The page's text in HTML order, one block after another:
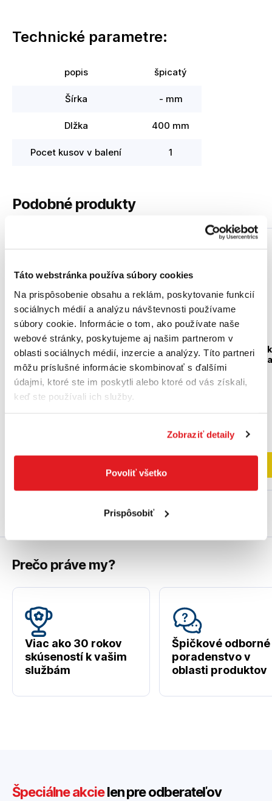
Táto webstránka používa súbory cookies
Na prispôsobenie obsahu a reklám, poskytovanie funkcií
sociálnych médií a analýzu návštevnosti používame
súbory cookie. Informácie o tom, ako používate naše
webové stránky, poskytujeme aj našim partnerom v
oblasti sociálnych médií, inzercie a analýzy. Títo partneri
môžu príslušné informácie skombinovať s ďalšími
údajmi, ktoré ste im poskytli alebo ktoré od vás získali,
keď ste používali ich služby.
Zobraziť detaily
Povoliť všetko
Prispôsobiť
Technické parametre:
popis špicatý
Šírka - mm
Dlžka 400 mm
Pocet kusov v balení 1
Podobné produkty
BOSCH Plochý sekác so
šesthranným upínaním, s
odsadeným nákružkom
400 x 22 mm
1618630003
BOSCH Lopatkový
so šesthranným
22 mm 400 x 80 mm
2608690193
Nedostupný
Prečo práve my?
Viac ako 30 rokov
skúseností k vašim
službám
Špičkové odborné
poradenstvo v
oblasti produktov
Špeciálne akcielen pre odberateľov